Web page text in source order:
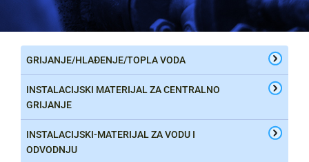
GRIJANJE/HLAĐENJE/TOPLA VODA
INSTALACIJSKI MATERIJAL ZA CENTRALNO
GRIJANJE
INSTALACIJSKI-MATERIJAL ZA VODU I
ODVODNJU